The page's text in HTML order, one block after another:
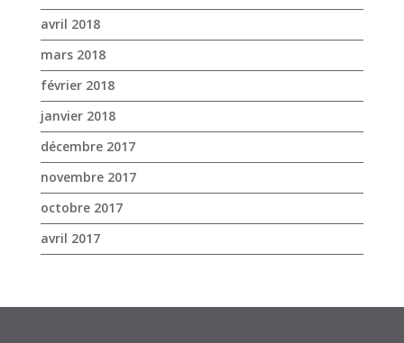
avril 2018
mars 2018
février 2018
janvier 2018
décembre 2017
novembre 2017
octobre 2017
avril 2017